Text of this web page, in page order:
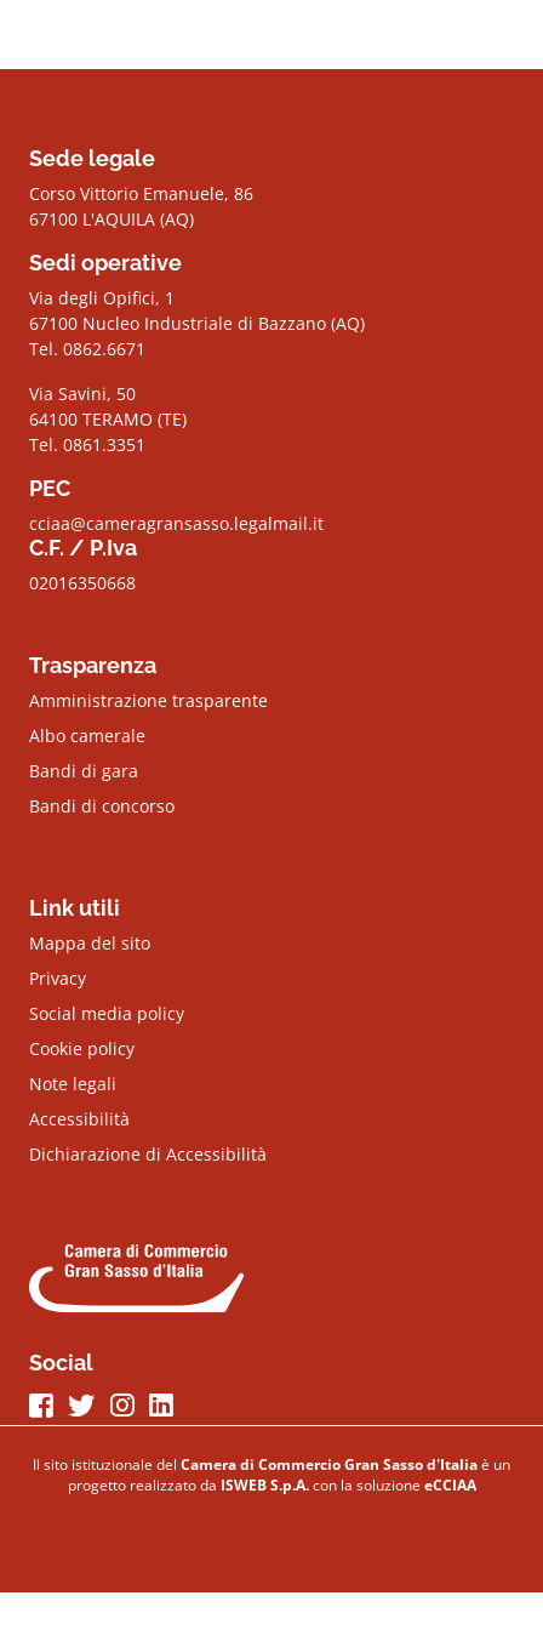
Sede legale
Corso Vittorio Emanuele, 86
67100 L'AQUILA (AQ)
Sedi operative
Via degli Opifici, 1
67100 Nucleo Industriale di Bazzano (AQ)
Tel. 0862.6671
Via Savini, 50
64100 TERAMO (TE)
Tel. 0861.3351
PEC
cciaa@cameragransasso.legalmail.it
C.F. / P.Iva
02016350668
Trasparenza
Amministrazione trasparente
Albo camerale
Bandi di gara
Bandi di concorso
Link utili
Mappa del sito
Privacy
Social media policy
Cookie policy
Note legali
Accessibilità
Dichiarazione di Accessibilità
Social
Seguici su Facebook
Seguici su Twitter
Seguici su Instagram
Seguici su LinkeIn
Il sito istituzionale del Camera di Commercio Gran Sasso d'Italia è un
progetto realizzato da ISWEB S.p.A. con la soluzione eCCIAA